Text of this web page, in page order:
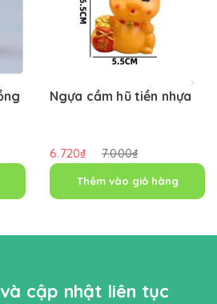
Ngựa cầm hũ tiền nhựa
6.720₫ 7.000₫
Thêm vào giỏ hàng
cập nhật liên tục